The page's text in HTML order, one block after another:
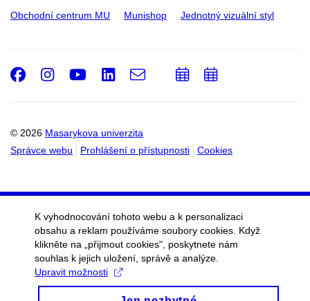
Obchodní centrum MU Munishop Jednotný vizuální styl
© 2026 Masarykova univerzita
Správce webu
Prohlášení o přístupnosti Cookies
Facebook
Instagram
Youtube
LinkedIn
e-
PřidatPřidat
K vyhodnocování tohoto webu a k personalizaci
obsahu a reklam používáme soubory cookies. Když
klikněte na „přijmout cookies", poskytnete nám
souhlas k jejich uložení, správě a analýze.
Upravit možnosti